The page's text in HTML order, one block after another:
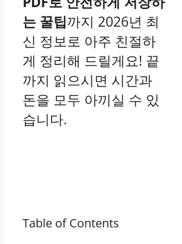
는 꿀팁까지 2026년 최
신 정보로 아주 친절하
게 정리해 드릴게요! 끝
까지 읽으시면 시간과
돈을 모두 아끼실 수 있
습니다.
Table of Contents